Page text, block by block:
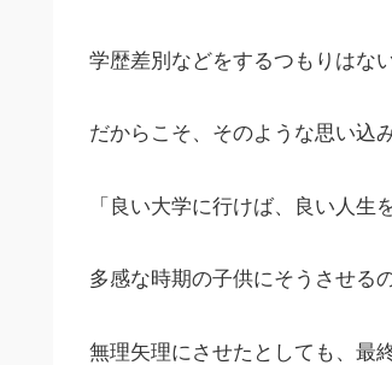
学歴差別などをするつもりはな
だからこそ、そのような思い込
「良い大学に行けば、良い人生
多感な時期の子供にそうさせる
無理矢理にさせたとしても、最